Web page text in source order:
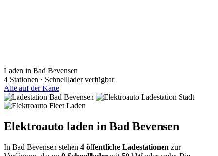
Laden in Bad Bevensen
4 Stationen · Schnelllader verfügbar
Alle auf der Karte
Elektroauto laden in Bad Bevensen
In Bad Bevensen stehen 4 öffentliche Ladestationen zur